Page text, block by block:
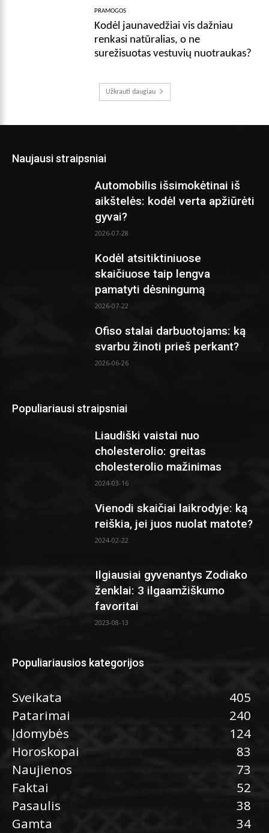
PRAMOGOS
Kodėl jaunavedžiai vis dažniau
renkasi natūralias, o ne
surežisuotas vestuvių nuotraukas?
Užkrauti daugiau
Naujausi straipsniai
Automobilis išsimokėtinai iš
aikštelės: kodėl verta apžiūrėti
gyvai?
2026-07-28
Kodėl atsitiktiniuose
skaičiuose taip lengva
pamatyti dėsningumą
2026-07-22
Ofiso stalai darbuotojams: ką
svarbu žinoti prieš perkant?
2026-06-26
Populiariausi straipsniai
Liaudiški vaistai nuo
cholesterolio: greitas
cholesterolio mažinimas
2024-03-16
Vienodi skaičiai laikrodyje: ką
reiškia, jei juos nuolat matote?
2024-02-22
Ilgiausiai gyvenantys Zodiako
ženklai: 3 ilgaamžiškumo
favoritai
2023-08-13
Populiariausios kategorijos
Sveikata
405
Patarimai
240
Įdomybės
124
Horoskopai
83
Naujienos
73
Faktai
52
Pasaulis
38
Gamta
34